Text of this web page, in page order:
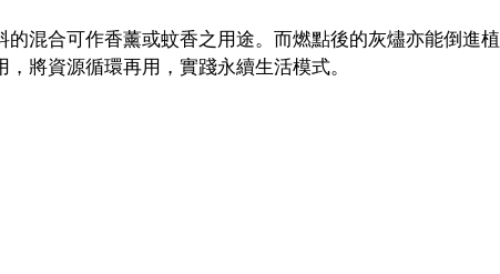
的混合可作香薰或蚊香之用途。而燃點後的灰燼亦能倒進植
將資源循環再用，實踐永續生活模式。